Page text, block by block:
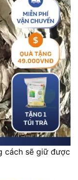
cách sẽ giữ được